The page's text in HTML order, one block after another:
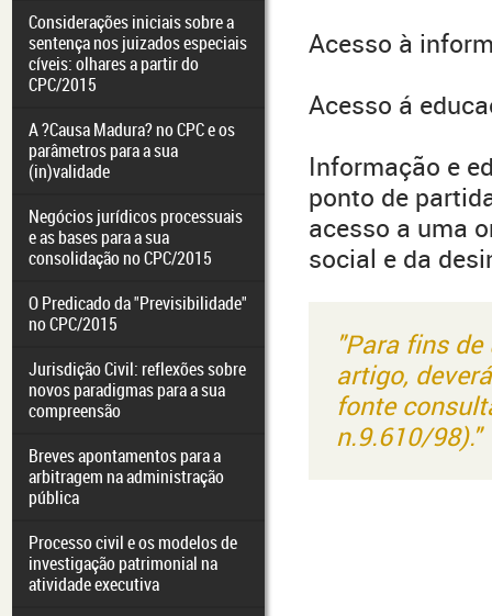
Considerações iniciais sobre a
sentença nos juizados especiais
cíveis: olhares a partir do
CPC/2015
A ?Causa Madura? no CPC e os
parâmetros para a sua
(in)validade
Negócios jurídicos processuais
e as bases para a sua
consolidação no CPC/2015
O Predicado da "Previsibilidade"
no CPC/2015
Jurisdição Civil: reflexões sobre
novos paradigmas para a sua
compreensão
Breves apontamentos para a
arbitragem na administração
pública
Processo civil e os modelos de
investigação patrimonial na
atividade executiva
Acesso à
Acesso á
Informação e
ponto de
acesso a uma
social e da
"Para fins
artigo,
fonte
n.9.610/98)."